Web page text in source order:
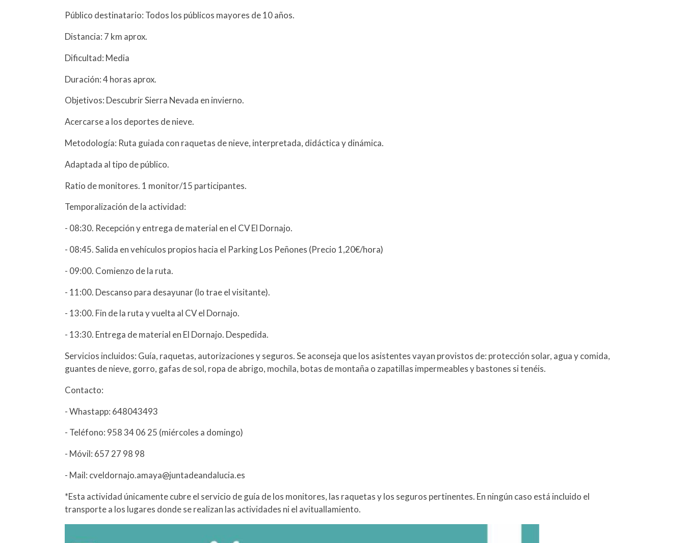
Público destinatario: Todos los públicos mayores de 10 años.
Distancia: 7 km aprox.
Dificultad: Media
Duración: 4 horas aprox.
Objetivos: Descubrir Sierra Nevada en invierno.
Acercarse a los deportes de nieve.
Metodología: Ruta guiada con raquetas de nieve, interpretada, didáctica y dinámica.
Adaptada al tipo de público.
Ratio de monitores. 1 monitor/15 participantes.
Temporalización de la actividad:
- 08:30. Recepción y entrega de material en el CV El Dornajo.
- 08:45. Salida en vehículos propios hacia el Parking Los Peñones (Precio 1,20€/hora)
- 09:00. Comienzo de la ruta.
- 11:00. Descanso para desayunar (lo trae el visitante).
- 13:00. Fin de la ruta y vuelta al CV el Dornajo.
- 13:30. Entrega de material en El Dornajo. Despedida.
Servicios incluidos: Guía, raquetas, autorizaciones y seguros. Se aconseja que los asistentes vayan provistos de: protección solar, agua y comida,
guantes de nieve, gorro, gafas de sol, ropa de abrigo, mochila, botas de montaña o zapatillas impermeables y bastones si tenéis.
Contacto:
- Whastapp: 648043493
- Teléfono: 958 34 06 25 (miércoles a domingo)
- Móvil: 657 27 98 98
- Mail: cveldornajo.amaya@juntadeandalucia.es
*Esta actividad únicamente cubre el servicio de guía de los monitores, las raquetas y los seguros pertinentes. En ningún caso está incluido el
transporte a los lugares donde se realizan las actividades ni el avituallamiento.